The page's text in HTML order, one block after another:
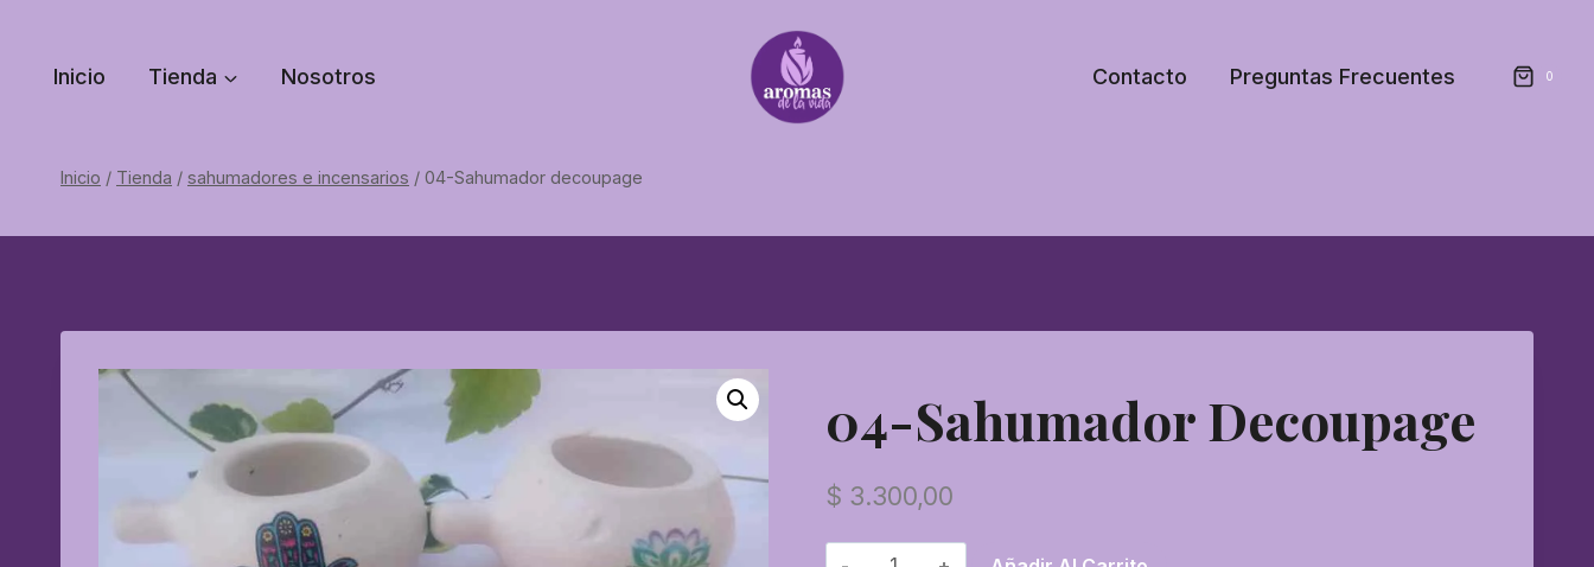
contenido
Inicio Tienda Nosotros Contacto Preguntas Frecuentes 0
Inicio / Tienda / sahumadores e incensarios / 04-Sahumador decoupage
04-Sahumador Decoupage
$ 3.300,00
04-